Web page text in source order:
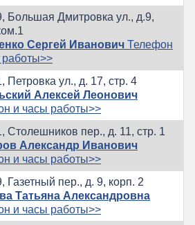
Большая Дмитровка ул., д.9,
Сергей Иванович Телефон
Петровка ул., д. 17, стр. 4
Алексей Леонович
и часы работы>>
Столешников пер., д. 11, стр. 1
Александр Иванович
и часы работы>>
Газетный пер., д. 9, корп. 2
Татьяна Александровна
и часы работы>>